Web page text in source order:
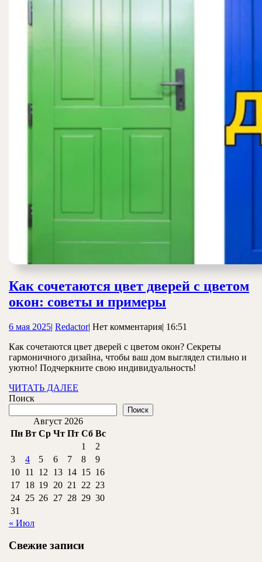
Как сочетаются цвет дверей с цветом
окон: советы и примеры
цвет
дверей
с
6 мая 20256
2025
| RedactorRedactor
| Нет комментария| 16:51
Как сочетаются цвет дверей с цветом окон? Секреты
гармоничного дизайна, чтобы ваш дом выглядел стильно и
уютно! Подчеркните свою индивидуальность!
ЧИТАТЬ ДАЛЕЕ
Поиск
Поиск
Август 2026
Пн Вт Ср Чт Пт Сб Вс
1
2
3
4 5 6 7 8
9
10 11 12 13 14 15 16
17 18 19 20 21 22 23
24 25 26 27 28 29 30
31
« Июл
Свежие записи